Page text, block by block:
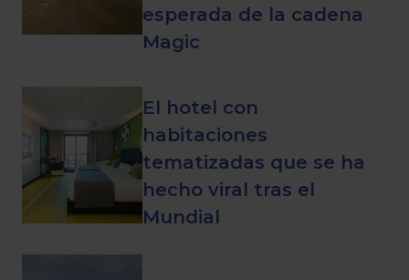
esperada de la cadena
Magic
El hotel con
habitaciones
tematizadas que se ha
hecho viral tras el
Mundial